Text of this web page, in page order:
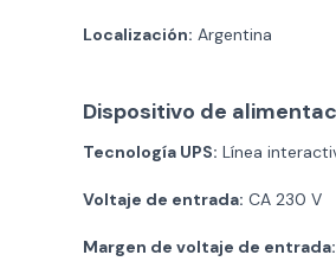
Localización: Argentina
Dispositivo de
Tecnología UPS: Línea
Voltaje de entrada: CA 230 V
Margen de voltaje de entrada: